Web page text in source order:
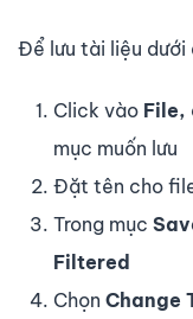
Để lưu tài liệu dưới
Click vào File,
mục muốn lưu
Đặt tên cho
Trong mục
Filtered
Chọn Change